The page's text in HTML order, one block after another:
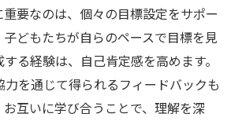
要なのは、個々の目標設定をサポー
子どもたちが自らのペースで目標を見
る経験は、自己肯定感を高めます。
力を通じて得られるフィードバックも
互いに学び合うことで、理解を深